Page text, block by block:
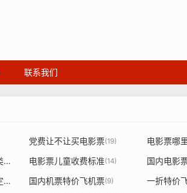
联系我们
党费让不让买电影票(19) 电影票哪
电影票是开什么发票大类是什么 (15)
电影票儿童收费标准(14)
电影票价优惠是由谁决定的依据 (9)
国内机票特价飞机票(9) 一折特价